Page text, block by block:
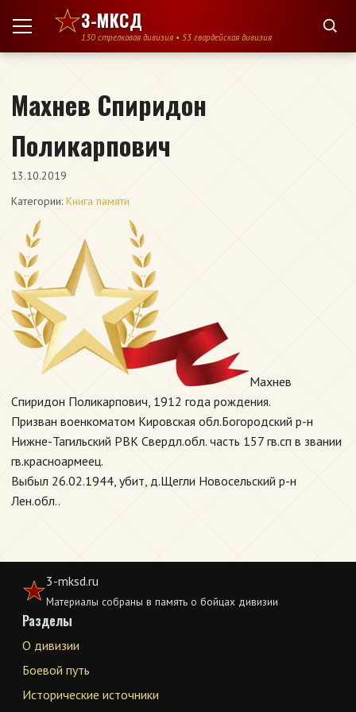
Перейти к содержимому
3-МКСД
130 стрелковая дивизия • 53 гвардейская дивизия
Махнев Спиридон
Поликарпович
13.10.2019
Категории: Книга памяти
Махнев
Спиридон Поликарпович, 1912 года рождения.
Призван военкоматом Кировская обл.Богородский р-н
Нижне-Тагильский РВК Свердл.обл. часть 157 гв.сп в звании
гв.красноармеец.
Выбыл 26.02.1944, убит, д.Щегли Новосельский р-н
Лен.обл..
3-mksd.ru
Материалы собраны в память о бойцах дивизии
Разделы
О дивизии
Боевой путь
Исторические источники